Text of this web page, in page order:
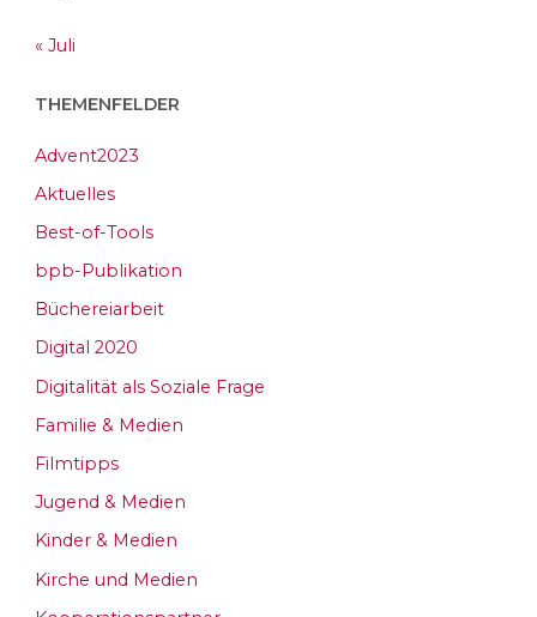
« Juli
THEMENFELDER
Advent2023
Aktuelles
Best-of-Tools
bpb-Publikation
Büchereiarbeit
Digital 2020
Digitalität als Soziale Frage
Familie & Medien
Filmtipps
Jugend & Medien
Kinder & Medien
Kirche und Medien